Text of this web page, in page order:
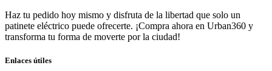
Haz tu pedido hoy mismo y disfruta de la libertad que solo un
patinete eléctrico puede ofrecerte. ¡Compra ahora en Urban360 y
transforma tu forma de moverte por la ciudad!
Enlaces útiles